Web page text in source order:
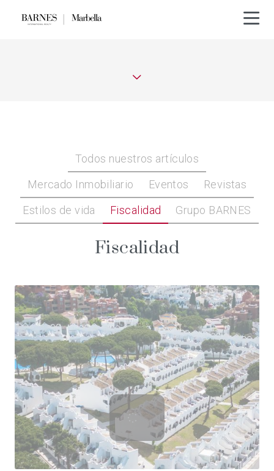
Todos nuestros artículos
Mercado Inmobiliario
Eventos
Revistas
Estilos de vida
Fiscalidad Grupo BARNES
Fiscalidad